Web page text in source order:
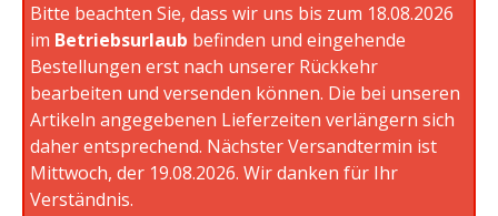
Bitte beachten Sie, dass wir uns bis zum 18.08.2026
im Betriebsurlaub befinden und eingehende
Bestellungen erst nach unserer Rückkehr
bearbeiten und versenden können. Die bei unseren
Artikeln angegebenen Lieferzeiten verlängern sich
daher entsprechend. Nächster Versandtermin ist
Mittwoch, der 19.08.2026. Wir danken für Ihr
Verständnis.